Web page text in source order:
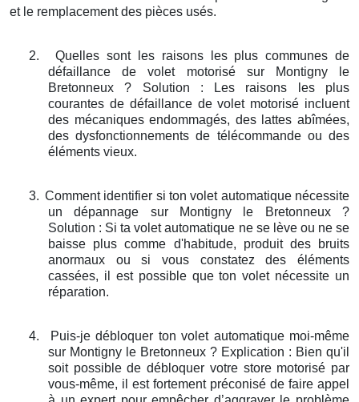
et le remplacement des pièces usés.
2.
Quelles sont les raisons les plus communes de
défaillance de volet motorisé sur Montigny le
Bretonneux ? Solution : Les raisons les plus
courantes de défaillance de volet motorisé incluent
des mécaniques endommagés, des lattes abîmées,
des dysfonctionnements de télécommande ou des
éléments vieux.
3. Comment identifier si ton volet automatique nécessite
un dépannage sur Montigny le Bretonneux ?
Solution : Si ta volet automatique ne se lève ou ne se
baisse plus comme d'habitude, produit des bruits
anormaux ou si vous constatez des éléments
cassées, il est possible que ton volet nécessite un
réparation.
4.
Puis-je débloquer ton volet automatique moi-même
sur Montigny le Bretonneux ? Explication : Bien qu'il
soit possible de débloquer votre store motorisé par
vous-même, il est fortement préconisé de faire appel